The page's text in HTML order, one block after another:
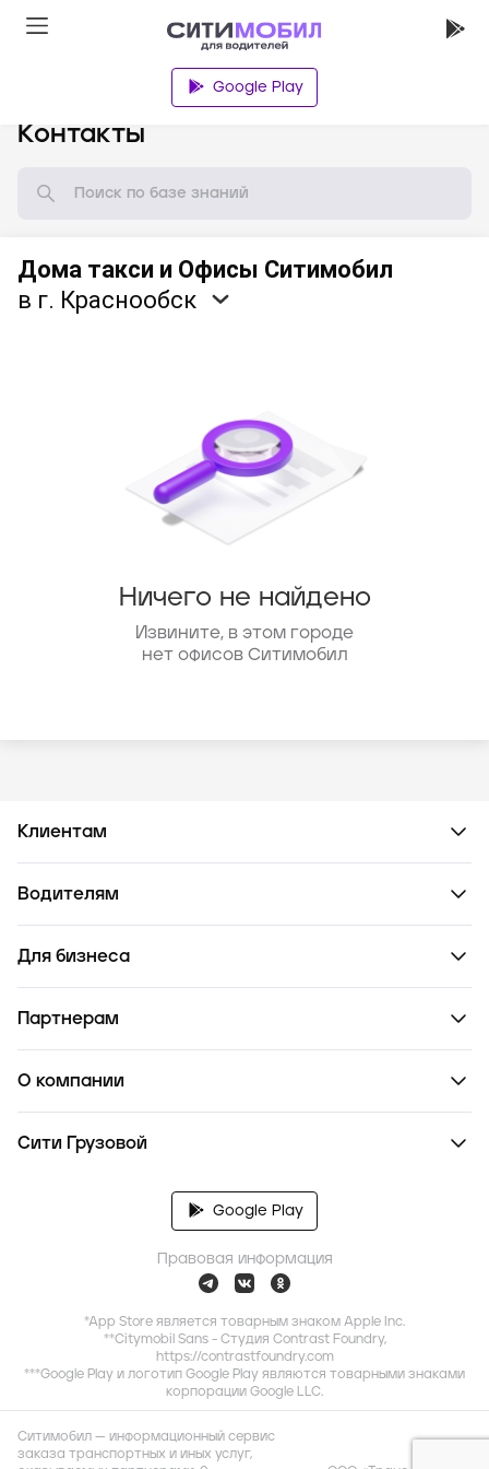
Google Play
Контакты
Дома такси и Офисы Ситимобил
в г. Краснообск
Ничего не найдено
Извините, в этом городе
нет офисов Ситимобил
Клиентам
Водителям
Для бизнеса
Партнерам
О компании
Сити Грузовой
Google Play
Правовая информация
*App Store является товарным знаком Apple Inc.
**Citymobil Sans - Студия Contrast Foundry,
https://contrastfoundry.com
***Google Play и логотип Google Play являются товарными знаками
корпорации Google LLC.
Ситимобил — информационный сервис
заказа транспортных и иных услуг,